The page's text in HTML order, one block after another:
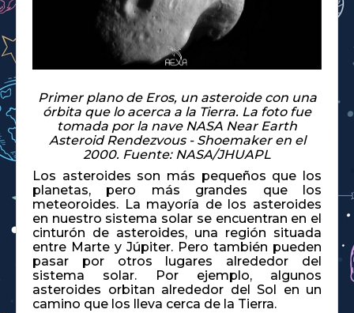
Primer plano de Eros, un asteroide con una
órbita que lo acerca a la Tierra. La foto fue
tomada por la nave NASA Near Earth
Asteroid Rendezvous - Shoemaker en el
2000. Fuente: NASA/JHUAPL
Los asteroides son más pequeños que los
planetas, pero más grandes que los
meteoroides. La mayoría de los asteroides
en nuestro sistema solar se encuentran en el
cinturón de asteroides, una región situada
entre Marte y Júpiter. Pero también pueden
pasar por otros lugares alrededor del
sistema solar. Por ejemplo, algunos
asteroides orbitan alrededor del Sol en un
camino que los lleva cerca de la Tierra.